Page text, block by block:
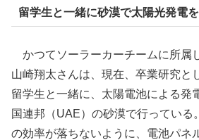
留学生と一緒に砂漠で太陽光発電
かつてソーラーカーチームに所属
山崎翔太さんは、現在、卒業研究と
留学生と一緒に、太陽電池による発
国連邦（UAE）の砂漠で行っている
の効率が落ちないように、電池パネ